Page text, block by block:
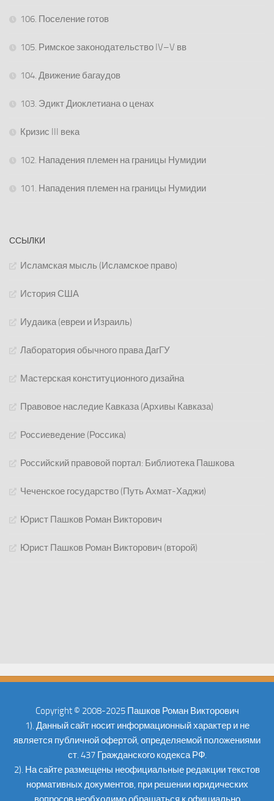
106. Поселение готов
105. Римское законодательство IV–V вв
104. Движение багаудов
103. Эдикт Диоклетиана о ценах
Кризис III века
102. Нападения племен на границы Нумидии
101. Нападения племен на границы Нумидии
ССЫЛКИ
Исламская мысль (Исламское право)
История США
Иудаика (евреи и Израиль)
Лаборатория обычного права ДагГУ
Мастерская конституционного дизайна
Правовое наследие Кавказа (Архивы Кавказа)
Россиеведение (Россика)
Российский правовой портал: Библиотека Пашкова
Чеченское государство (Путь Ахмат-Хаджи)
Юрист Пашков Роман Викторович
Юрист Пашков Роман Викторович (второй)
Copyright © 2008-2025 Пашков Роман Викторович
1). Данный сайт носит информационный характер и не
является публичной офертой, определяемой положениями
ст. 437 Гражданского кодекса РФ.
2). На сайте размещены неофициальные редакции текстов
нормативных документов, при решении юридических